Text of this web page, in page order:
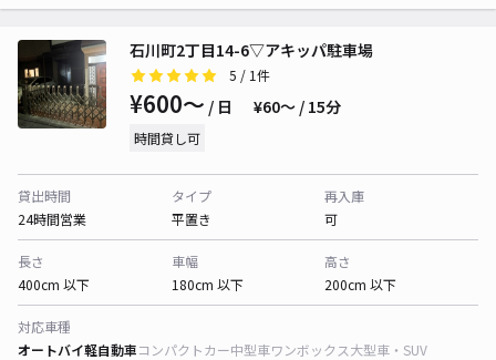
石川町2丁目14-6▽アキッパ駐車場
5 / 1件
¥600〜 / 日 ¥60〜 / 15分
時間貸し可
貸出時間
24時間営業
タイプ
平置き
再入庫
可
長さ
400cm 以下
車幅
180cm 以下
高さ
200cm 以下
対応車種
オートバイ軽自動車コンパクトカー中型車ワンボックス大型車・SUV